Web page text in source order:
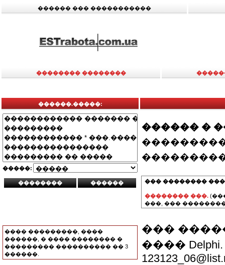
������ ��� �����������
�������� ��������
������.�����:
�����:
���� ���������, ����
������, � ���� �������� �
��������� ���������� �� 3
������.
������ �
��� ��������
�������� ���.
���, ���
���
����